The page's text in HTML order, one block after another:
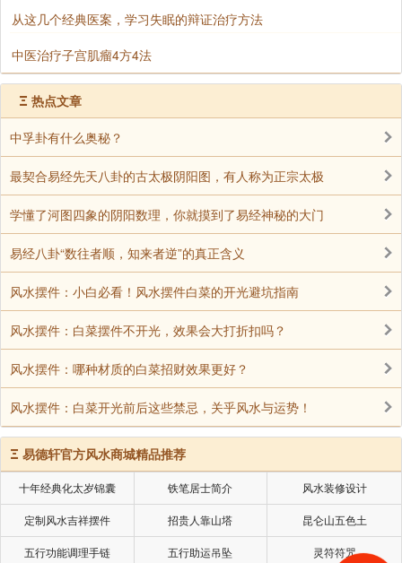
念佛，一起回向，是法布施;因为放生，解除物命被擒被
施，放生一应俱全，放生功德真的是不可思议!
《放生功德论》云：“若欲善趣之乐，放生能得人天福
报;若欲自得寂灭，放生即得声闻罗汉果;若以菩提心所
摄，放生则成佛果之因;若愿上师住世，放生即能感得上
师长久住世;若欲自己长寿，放生成为殊胜长寿法;此有
无等功德。”
放生也是往生净土的主因，《中阴救言论》云：‘今生
放生，到中阴时，其所放之众生会来到面前为你接引道
路，而往生自已所欲的净土;若杀生，则其所杀之众生，
彼时会显现为极为愤恨，而致使自己被强力引入地狱
中。《寿无量光功德庄严经》说十种往生因，此十种因
虽有不同解释法，但放生及劝人放生多被解释是其中二
种因。经常放生的人，能直接往生极乐世界，如藏地恰
美仁波切终生劝请他人放生，圆寂时直生西方极乐刹
土。在汉地宋朝永明大师，平常买鱼虾等精进放生，后
来以此功德力，其已往生极乐世界，证得上品上生，此
类故事皆为许多历史所记载。
若遭遇严重之疾病而接近死亡寿尽之时，只有放生，
才能延寿无病。从前苏州有一位王大林，他具有大慈大
从这几个经典医案，学习失眠的辩证治疗方法
中医治疗子宫肌瘤4方4法
Ξ 热点文章
中孚卦有什么奥秘？
最契合易经先天八卦的古太极阴阳图，有人称为正宗太极
学懂了河图四象的阴阳数理，你就摸到了易经神秘的大门
易经八卦“数往者顺，知来者逆”的真正含义
风水摆件：小白必看！风水摆件白菜的开光避坑指南
风水摆件：白菜摆件不开光，效果会大打折扣吗？
风水摆件：哪种材质的白菜招财效果更好？
风水摆件：白菜开光前后这些禁忌，关乎风水与运势！
Ξ 易德轩官方风水商城精品推荐
十年经典化太岁锦囊 铁笔居士简介 风水装修设计
定制风水吉祥摆件 招贵人靠山塔 昆仑山五色土
五行功能调理手链 五行助运吊坠 灵符符咒